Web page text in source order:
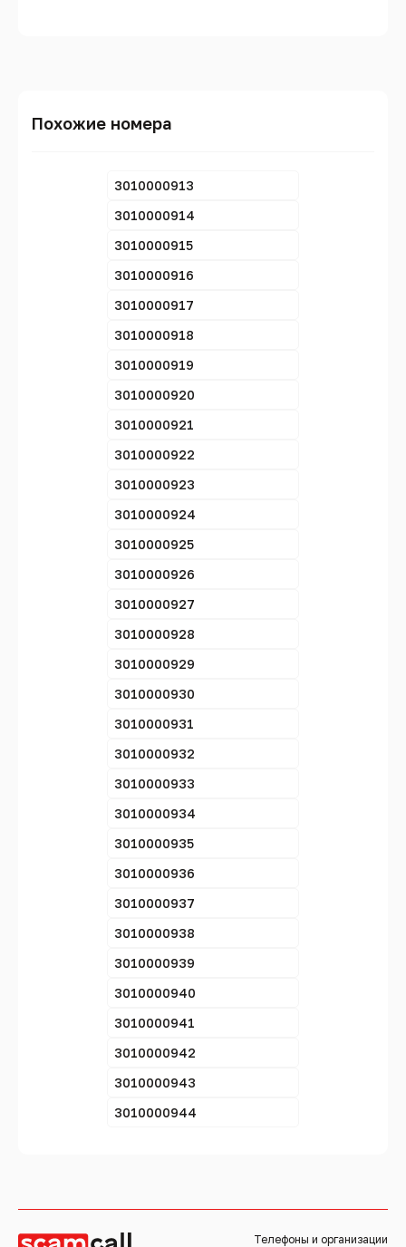
Похожие номера
3010000913
3010000914
3010000915
3010000916
3010000917
3010000918
3010000919
3010000920
3010000921
3010000922
3010000923
3010000924
3010000925
3010000926
3010000927
3010000928
3010000929
3010000930
3010000931
3010000932
3010000933
3010000934
3010000935
3010000936
3010000937
3010000938
3010000939
3010000940
3010000941
3010000942
3010000943
3010000944
Телефоны и организации